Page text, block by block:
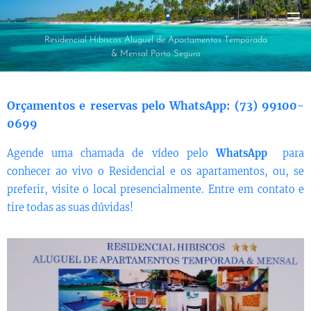
Residencial Hibiscos Aluguel de Apartamentos Temporada
& Mensal Porto Seguro
Orçamentos e reservas pelo WhatsApp: (73) 99100-
0699
Agende uma chamada de vídeo peloWhatsApppara
conhecer ao vivo o Residencial e os apartamentos, ou, se
preferir, visite o local presencialmente. Entre em contato e
tire todas as suas dúvidas!